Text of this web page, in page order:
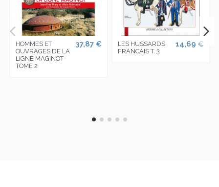
HOMMES ET
OUVRAGES DE LA
LIGNE MAGINOT
TOME 2
37,87 €
LES HUSSARDS
FRANCAIS T. 3
14,69 €